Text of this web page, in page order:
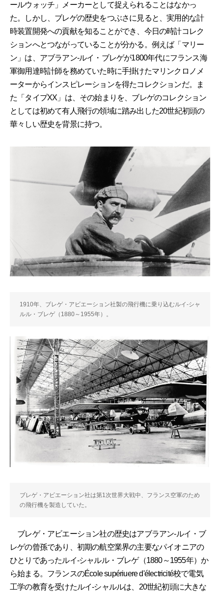
ールウォッチ」メーカーとして捉えられることはなかっ
た。しかし、ブレゲの歴史をつぶさに見ると、実用的な計
時装置開発への貢献を知ることができ、今日の時計コレク
ションへとつながっていることが分かる。例えば「マリー
ン」は、アブラアン-ルイ・ブレゲが1800年代にフランス海
軍御用達時計師を務めていた時に手掛けたマリンクロノメ
ーターからインスピレーションを得たコレクションだ。ま
た「タイプXX」は、その始まりを、ブレゲのコレクション
としては初めて有人飛行の領域に踏み出した20世紀初頭の
華々しい歴史を背景に持つ。
1910年、ブレゲ・アビエーション社製の飛行機に乗り込むルイ-シャ
ルル・ブレゲ（1880～1955年）。
ブレゲ・アビエーション社は第1次世界大戦中、フランス空軍のため
の飛行機を製造していた。
ブレゲ・アビエーション社の歴史はアブラアン-ルイ・ブ
レゲの曾孫であり、初期の航空業界の主要なパイオニアの
ひとりであったルイ-シャルル・ブレゲ（1880～1955年）か
ら始まる。フランスのÉcole supériuere d'électricité校で電気
工学の教育を受けたルイ-シャルルは、20世紀初頭に大きな